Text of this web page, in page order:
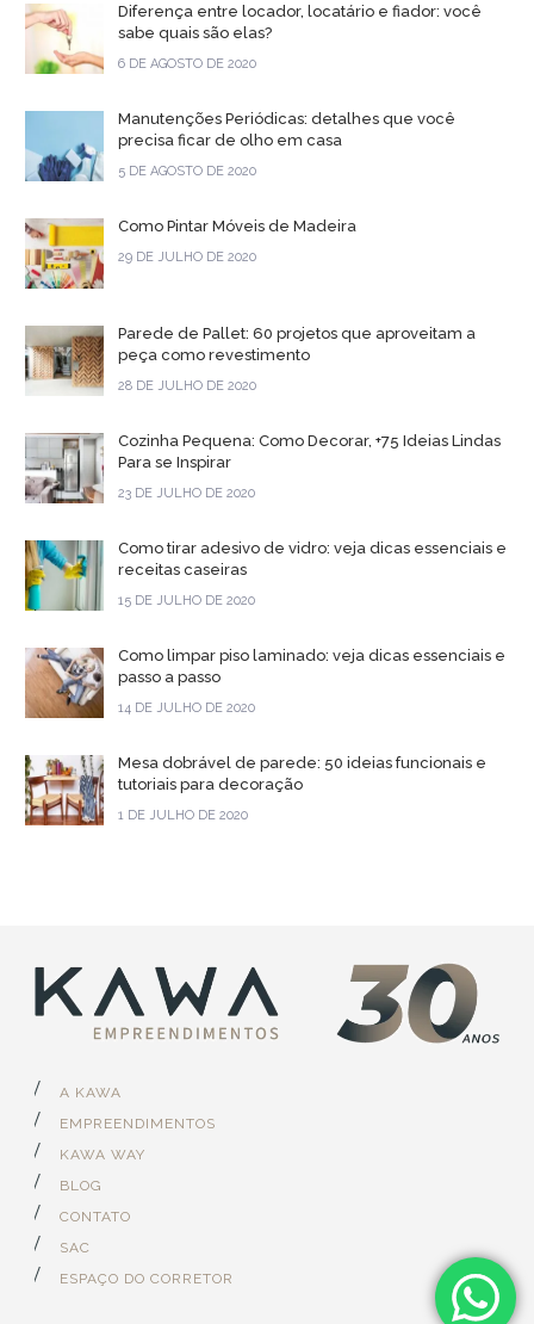
Diferença entre locador, locatário e fiador: você
sabe quais são elas?
6 DE AGOSTO DE 2020
Manutenções Periódicas: detalhes que você
precisa ficar de olho em casa
5 DE AGOSTO DE 2020
Como Pintar Móveis de Madeira
29 DE JULHO DE 2020
Parede de Pallet: 60 projetos que aproveitam a
peça como revestimento
28 DE JULHO DE 2020
Cozinha Pequena: Como Decorar, +75 Ideias Lindas
Para se Inspirar
23 DE JULHO DE 2020
Como tirar adesivo de vidro: veja dicas essenciais e
receitas caseiras
15 DE JULHO DE 2020
Como limpar piso laminado: veja dicas essenciais e
passo a passo
14 DE JULHO DE 2020
Mesa dobrável de parede: 50 ideias funcionais e
tutoriais para decoração
1 DE JULHO DE 2020
A KAWA
EMPREENDIMENTOS
KAWA WAY
BLOG
CONTATO
SAC
ESPAÇO DO CORRETOR